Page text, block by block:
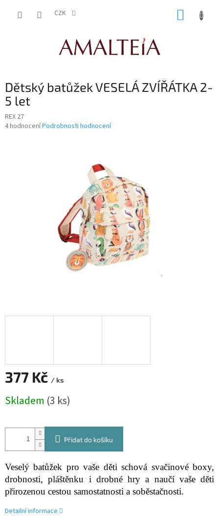
CZK
Dětský batůžek VESELÁ ZVÍŘÁTKA 2-
5 let
REX 27
Průměrné
4 hodnoceníPodrobnosti hodnocení
377 Kč / ks
cena:
Skladem (3 ks)
Přidat do košíku
Veselý batůžek pro vaše děti schová svačinové boxy,
drobnosti, pláštěnku i drobné hry a naučí vaše děti
přirozenou cestou samostatnosti a soběstačnosti.
Detailní informace